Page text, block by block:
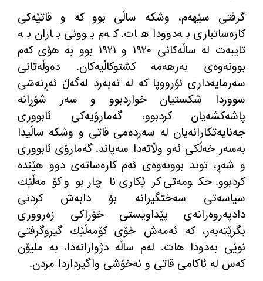
گرفتی سێهەم، وشكە ساڵی بوو كە و قاتێەكی
كارەساتباری بەدوودا هات. كەم بوونی باران بە
تایبەت لە ساڵەكانی ١٩٢٠ و ١٩٢١ بوو بە هۆی كەم
بوونەوەی بەرهەمە كشتوكاڵیەكان. دەوڵەتانی
سەرمایەداری ئۆرووپا كە لە نەبەرد لەگەڵ ئەڕتەشی
سووردا شكستیان خواردبوو و سەر شۆڕانە
پاشەكشەیان كردبوو، گەمارۆیەكی ئابووری
جەنایەتكارانەیان لە سەردەمی قاتی و وشكە ساڵیدا
بەسەر خەڵكی ئەو وڵاتەدا سەپاند. گەمارۆی ئابووری
و شەڕ، توند بوونەوەی ئەم كارەساتەی دوو هێندە
كردبوو. حكومەتی كرێكاری ناچار بوو كۆمەڵێك
سیاسەتی سەختگیرانە بۆ دابەش كردنی
دادپەروەرانەی پێداویستی خۆراكی زەرووری
بگرێتەبەر، كە ئەمەش خۆی كۆمەڵێك گیروگرفتی
نوێی بەدودا هات. لەم ساڵە دژوارانەدا، بە ملیۆن
كەس لە ئاكامی قاتی و نەخۆشی واگیرداردا مردن.